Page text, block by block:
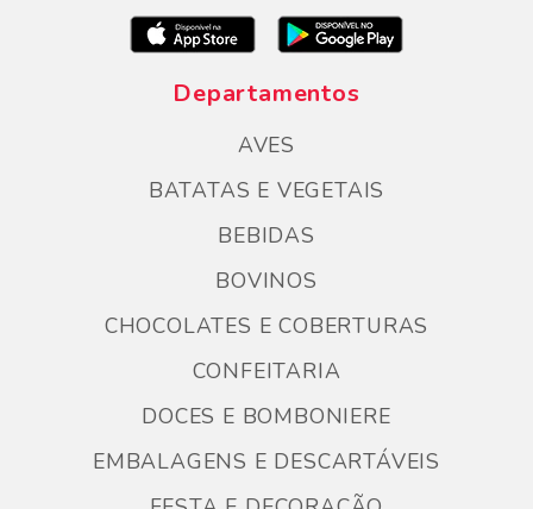
Departamentos
AVES
BATATAS E VEGETAIS
BEBIDAS
BOVINOS
CHOCOLATES E COBERTURAS
CONFEITARIA
DOCES E BOMBONIERE
EMBALAGENS E DESCARTÁVEIS